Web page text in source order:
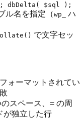
dbDelta( $sql );
ル名を指定（wp_
ハ
で文字セッ
ォーマットされてい
スペース、= の周
が独立した行